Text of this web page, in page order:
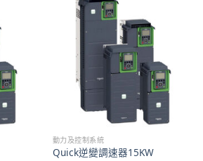
動力及控制系統
Quick逆變調速器15KW